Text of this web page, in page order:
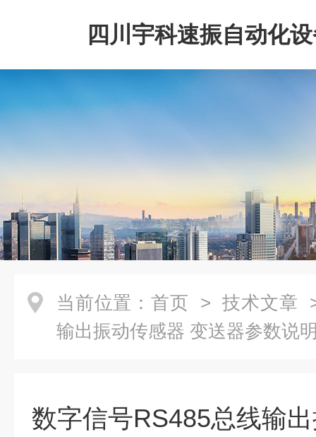
四川宇科速振自动化
公司
当前位置： 首页 > 技术文章
输出振动传感器 变送器参数说
数字信号RS485总线输